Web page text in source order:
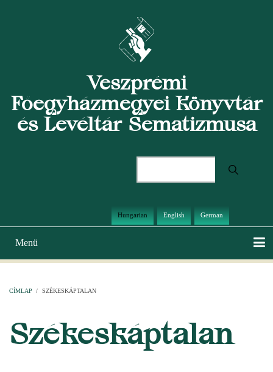
Veszprémi
Főegyházmegyei Könyvtár
és Levéltár Sematizmusa
Hungarian English German
Main
navigation
Menü
CÍMLAP / SZÉKESKÁPTALAN
Székeskáptalan